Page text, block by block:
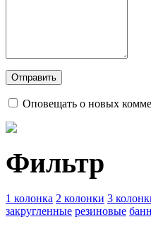
Оповещать о новых
Фильтр
1 колонка 2 колонки 3
закругленные резиновые